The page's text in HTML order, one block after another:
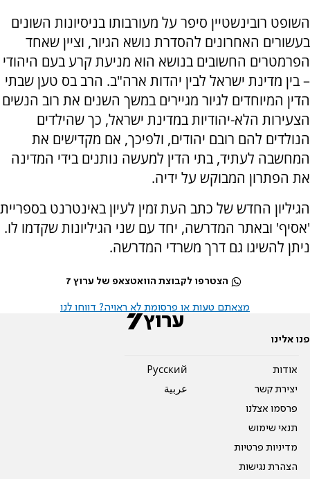
השופט רובינשטיין סיפר על מעורבותו בניסיונות השונים
בעשורים האחרונים להסדרת נושא הגיור, וציין שאחד
הפרמטרים החשובים בנושא הוא מניעת קרע בעם היהודי
– בין מדינת ישראל לבין יהדות ארה"ב. הרב בס טען שבתי
הדין המיוחדים לגיור מגיירים במשך השנים את רוב הנשים
הצעירות הלא-יהודיות במדינת ישראל, כך שהילדים
הנולדים להם רובם יהודים, ולפיכך, אם מקדישים את
המחשבה לעתיד, בתי הדין למעשה נותנים בידי המדינה
את הפתרון המבוקש על ידיה.
הגיליון החדש של כתב העת זמין לעיון באינטרנט בספריית
'אסיף' ובאתר המדרשה, יחד עם שני הגיליונות שקדמו לו.
ניתן להשיגו גם דרך משרדי המדרשה.
הצטרפו לקבוצת הוואטצאפ של ערוץ 7
מצאתם טעות או פרסומת לא ראויה? דווחו לנו
פנו אלינו
אודות
יצירת קשר
פרסמו אצלנו
תנאי שימוש
מדיניות פרטיות
הצהרת נגישות
Pусский
عربية